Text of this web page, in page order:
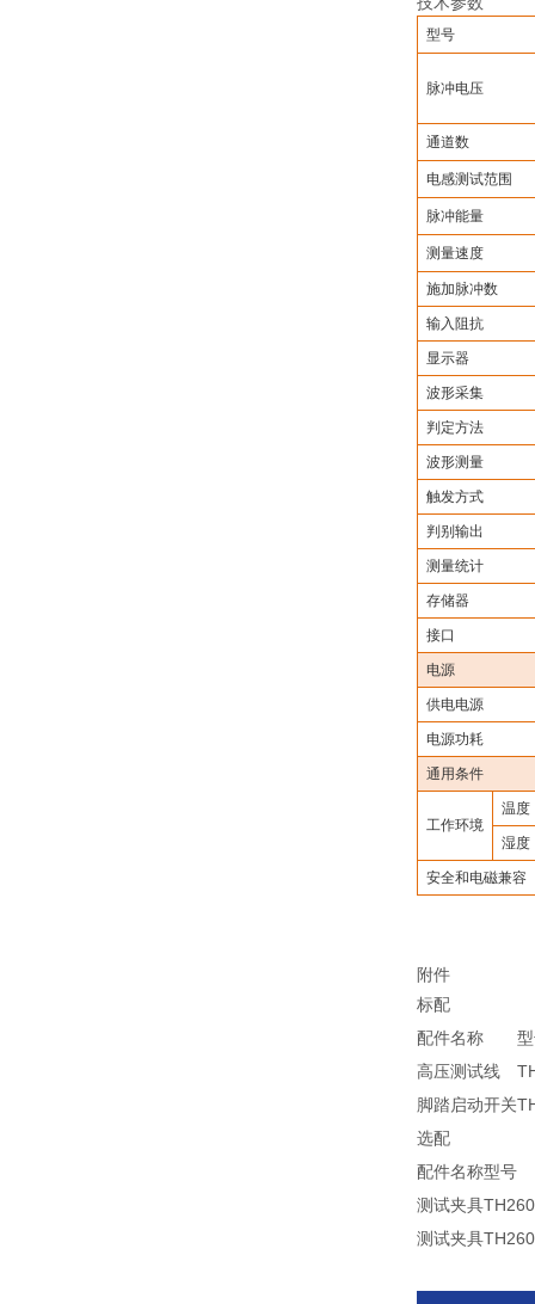
型号
脉冲电压
通道数
电感测试范围
脉冲能量
测量速度
施加脉冲数
输入阻抗
显示器
波形采集
判定方法
波形测量
触发方式
判别输出
测量统计
存储器
接口
电源
供电电源
电源功耗
通用条件
工作环境
温度
湿度
安全和电磁兼容
附件
标配
配件名称
高压测试线
脚踏启动开关
选配
配件名称型号
测试夹具
测试夹具